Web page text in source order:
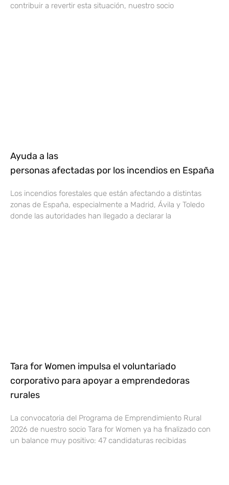
contribuir a revertir esta situación, nuestro socio
Ayuda a las
personas afectadas por los incendios en España
Los incendios forestales que están afectando a distintas
zonas de España, especialmente a Madrid, Ávila y Toledo
donde las autoridades han llegado a declarar la
Tara for Women impulsa el voluntariado
corporativo para apoyar a emprendedoras
rurales
La convocatoria del Programa de Emprendimiento Rural
2026 de nuestro socio Tara for Women ya ha finalizado con
un balance muy positivo: 47 candidaturas recibidas